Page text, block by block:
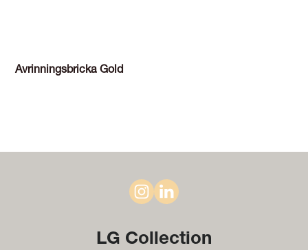
Avrinningsbricka Gold
LG Collection